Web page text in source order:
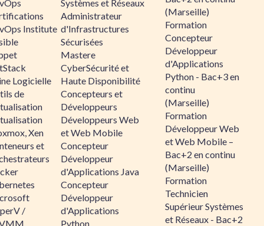
Institute
Logicielle
de
Xen
et
/
Systèmes et Réseaux
Administrateur
d'Infrastructures
Sécurisées
Mastere
CyberSécurité et
Haute Disponibilité
Concepteurs et
Développeurs
Développeurs Web
et Web Mobile
Concepteur
Développeur
d'Applications Java
Concepteur
Développeur
d'Applications
Python
(Marseille)
Formation
Concepteur
Développeur
d'Applications
Python - Bac+3 en
continu
(Marseille)
Formation
Développeur Web
et Web Mobile –
Bac+2 en continu
(Marseille)
Formation
Technicien
Supérieur Systèmes
et Réseaux - Bac+2